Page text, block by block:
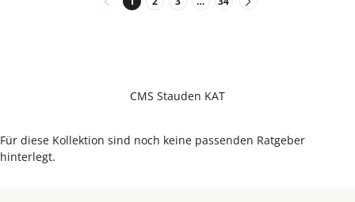
CMS Stauden KAT
Für diese Kollektion sind noch keine passenden Ratgeber
hinterlegt.